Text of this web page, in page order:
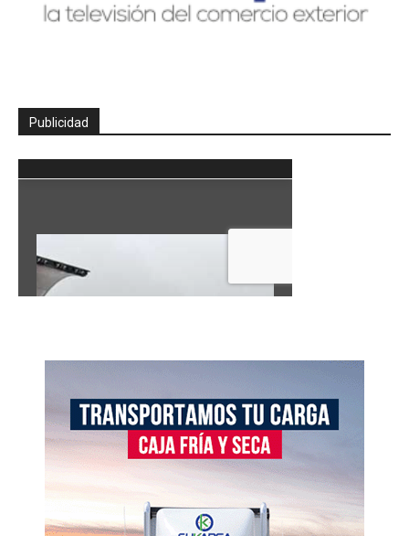
Publicidad